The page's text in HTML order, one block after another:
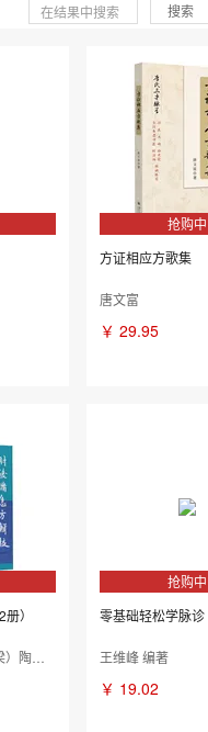
搜索
抢购中
方证相应方歌集
唐文富
￥ 29.95
）
抢购中
零基础轻松学脉诊
王维峰 编著
￥ 19.02